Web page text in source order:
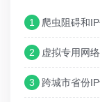
1 爬虫阻碍和
2 虚拟专用网
3 跨城市省份